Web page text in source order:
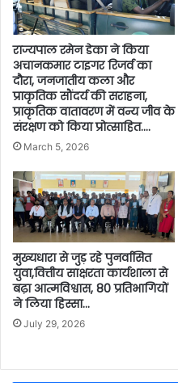
राज्यपाल रमेन डेका ने किया
अचानकमार टाइगर रिजर्व का
दौरा, जनजातीय कला और
प्राकृतिक सौंदर्य की सराहना,
प्राकृतिक वातावरण में वन्य जीव के
संरक्षण को किया प्रोत्साहित….
March 5, 2026
मुख्यधारा से जुड़ रहे पुनर्वासित
युवा,वित्तीय साक्षरता कार्यशाला से
बढ़ा आत्मविश्वास, 80 प्रतिभागियों
ने लिया हिस्सा…
July 29, 2026